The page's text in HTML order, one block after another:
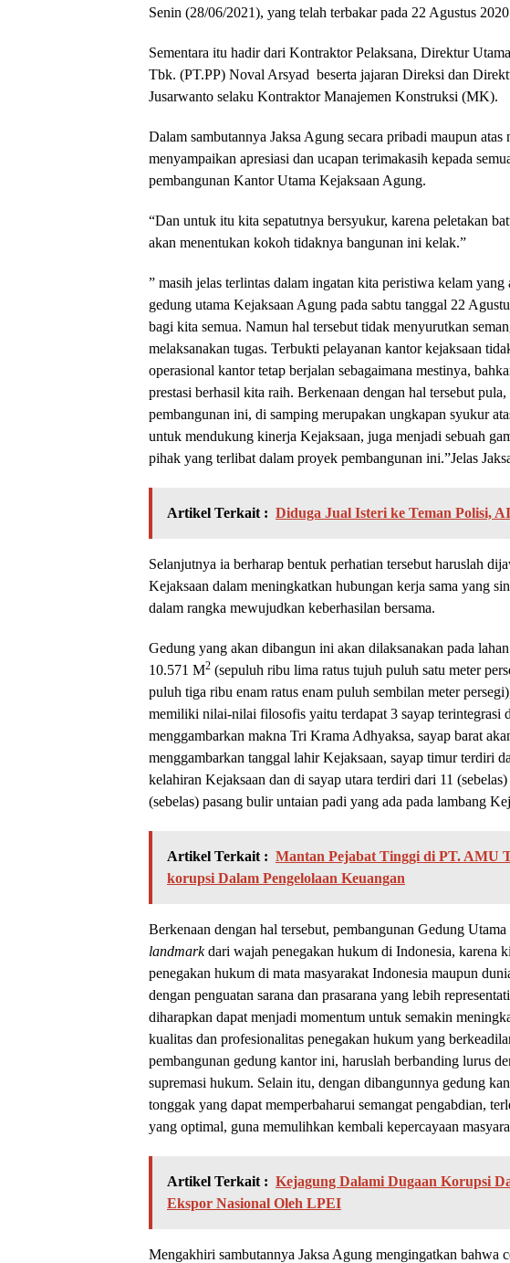
Senin (28/06/2021), yang telah terbakar pada 22 Agustus
Sementara itu hadir dari Kontraktor Pelaksana, Direktur
Tbk. (PT.PP) Noval Arsyad beserta jajaran Direksi dan
Jusarwanto selaku Kontraktor Manajemen Konstruksi (MK).
Dalam sambutannya Jaksa Agung secara pribadi maupun
menyampaikan apresiasi dan ucapan terimakasih kepada
pembangunan Kantor Utama Kejaksaan Agung.
“Dan untuk itu kita sepatutnya bersyukur, karena peletakan
akan menentukan kokoh tidaknya bangunan ini kelak.”
” masih jelas terlintas dalam ingatan kita peristiwa kelam
gedung utama Kejaksaan Agung pada sabtu tanggal 22
bagi kita semua. Namun hal tersebut tidak menyurutkan
melaksanakan tugas. Terbukti pelayanan kantor kejaksaan
operasional kantor tetap berjalan sebagaimana mestinya,
prestasi berhasil kita raih. Berkenaan dengan hal tersebut
pembangunan ini, di samping merupakan ungkapan syukur
untuk mendukung kinerja Kejaksaan, juga menjadi sebuah
pihak yang terlibat dalam proyek pembangunan ini.”Jelas
Artikel Terkait : Diduga Jual Isteri ke Teman Polisi,
Selanjutnya ia berharap bentuk perhatian tersebut haruslah
Kejaksaan dalam meningkatkan hubungan kerja sama yang
dalam rangka mewujudkan keberhasilan bersama.
Gedung yang akan dibangun ini akan dilaksanakan pada
10.571 M2 (sepuluh ribu lima ratus tujuh puluh satu meter
puluh tiga ribu enam ratus enam puluh sembilan meter
memiliki nilai-nilai filosofis yaitu terdapat 3 sayap terintegrasi
menggambarkan makna Tri Krama Adhyaksa, sayap barat
menggambarkan tanggal lahir Kejaksaan, sayap timur terdiri
kelahiran Kejaksaan dan di sayap utara terdiri dari 11
(sebelas) pasang bulir untaian padi yang ada pada lambang
Artikel Terkait : Mantan Pejabat Tinggi di PT. AMU
korupsi Dalam Pengelolaan Keuangan
Berkenaan dengan hal tersebut, pembangunan Gedung
landmarkdari wajah penegakan hukum di Indonesia, karena
penegakan hukum di mata masyarakat Indonesia maupun
dengan penguatan sarana dan prasarana yang lebih
diharapkan dapat menjadi momentum untuk semakin
kualitas dan profesionalitas penegakan hukum yang
pembangunan gedung kantor ini, haruslah berbanding lurus
supremasi hukum. Selain itu, dengan dibangunnya gedung
tonggak yang dapat memperbaharui semangat pengabdian,
yang optimal, guna memulihkan kembali kepercayaan
Artikel Terkait : Kejagung Dalami Dugaan Korupsi
Ekspor Nasional Oleh LPEI
Mengakhiri sambutannya Jaksa Agung mengingatkan bahwa